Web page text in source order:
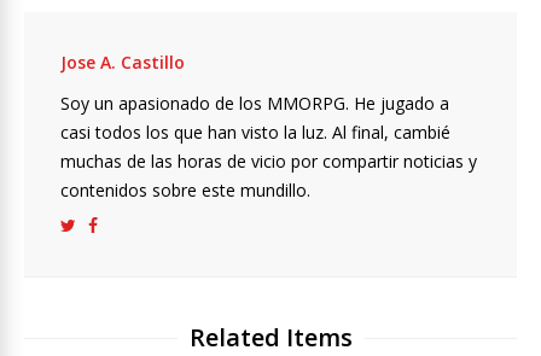
Jose A. Castillo
Soy un apasionado de los MMORPG. He jugado a
casi todos los que han visto la luz. Al final, cambié
muchas de las horas de vicio por compartir noticias y
contenidos sobre este mundillo.
Related Items